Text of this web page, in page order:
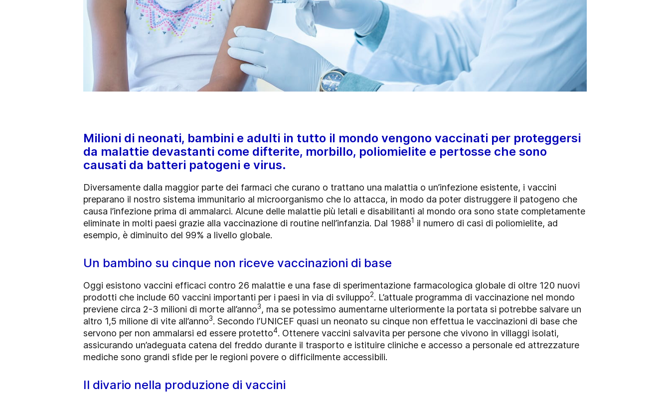
Milioni di neonati, bambini e adulti in tutto il mondo vengono vaccinati per proteggersi
da malattie devastanti come difterite, morbillo, poliomielite e pertosse che sono
causati da batteri patogeni e virus.
Diversamente dalla maggior parte dei farmaci che curano o trattano una malattia o un’infezione esistente, i vaccini
preparano il nostro sistema immunitario al microorganismo che lo attacca, in modo da poter distruggere il patogeno che
causa l’infezione prima di ammalarci. Alcune delle malattie più letali e disabilitanti al mondo ora sono state completamente
eliminate in molti paesi grazie alla vaccinazione di routine nell’infanzia. Dal 19881 il numero di casi di poliomielite, ad
esempio, è diminuito del 99% a livello globale.
Un bambino su cinque non riceve vaccinazioni di base
Oggi esistono vaccini efficaci contro 26 malattie e una fase di sperimentazione farmacologica globale di oltre 120 nuovi
prodotti che include 60 vaccini importanti per i paesi in via di sviluppo2. L’attuale programma di vaccinazione nel mondo
previene circa 2-3 milioni di morte all’anno3, ma se potessimo aumentarne ulteriormente la portata si potrebbe salvare un
altro 1,5 milione di vite all’anno3. Secondo l’UNICEF quasi un neonato su cinque non effettua le vaccinazioni di base che
servono per non ammalarsi ed essere protetto4. Ottenere vaccini salvavita per persone che vivono in villaggi isolati,
assicurando un’adeguata catena del freddo durante il trasporto e istituire cliniche e accesso a personale ed attrezzature
mediche sono grandi sfide per le regioni povere o difficilmente accessibili.
Il divario nella produzione di vaccini